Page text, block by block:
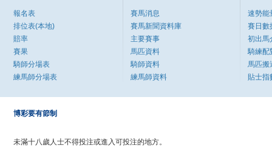
報名表
排位表(本地)
賠率
賽果
騎師分場表
練馬師分場表
賽馬消息
賽馬新聞資料庫
主要賽事
馬匹資料
騎師資料
練馬師資料
速勢能
賽日數
初出馬
騎練配
馬匹搬
貼士指
博彩要有節制
未滿十八歲人士不得投注或進入可投注的地方。